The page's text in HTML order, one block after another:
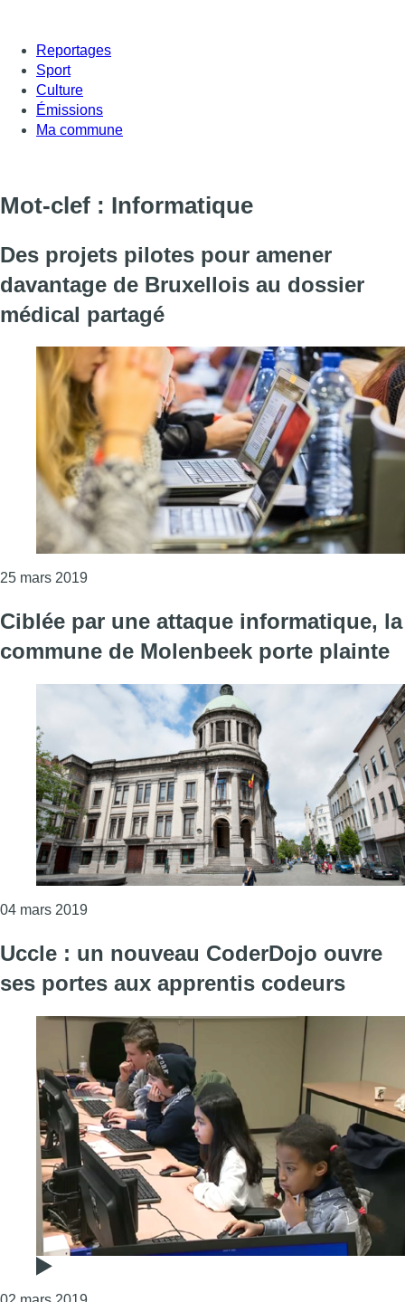
Reportages
Sport
Culture
Émissions
Ma commune
Mot-clef : Informatique
Des projets pilotes pour amener
davantage de Bruxellois au dossier
médical partagé
25 mars 2019Consulter l'article "Des projets pilotes pour
Ciblée par une attaque informatique, la
commune de Molenbeek porte plainte
04 mars 2019Consulter l'article "Ciblée par une attaque
Uccle : un nouveau CoderDojo ouvre
ses portes aux apprentis codeurs